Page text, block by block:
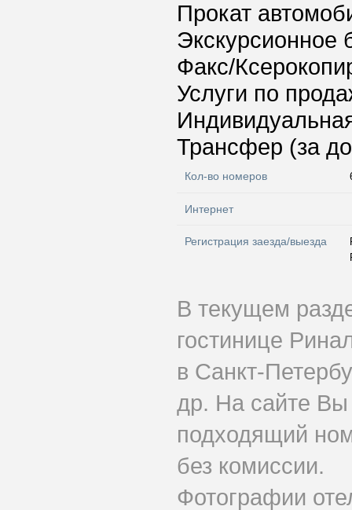
Прокат
Экскурсионное
Факс/
Услуги по
Трансфер (за
Кол-во номеров
Интернет
Регистрация заезда/выезда
В текущем
гостинице
в Санкт-
др. На сайте Вы
подходящий
без комиссии.
Фотографии